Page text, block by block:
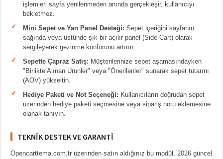
işlemleri sayfa yenilenmeden anında gerçekleşir, kullanıcıyı
bekletmez.
Mini Sepet ve Yan Panel Desteği: Sepet içeriğini sayfanın
sağında veya üstünde şık bir açılır panel (Side Cart) olarak
sergileyerek gezinme konforunu artırın.
Sepette Çapraz Satış: Müşterilerinize sepet aşamasındayken
"Birlikte Alınan Ürünler" veya "Önerilenler" sunarak sepet tutarını
(AOV) yükseltin.
Hediye Paketi ve Not Seçeneği: Kullanıcıların doğrudan sepet
üzerinden hediye paketi seçmesine veya sipariş notu eklemesine
olanak tanıyın.
TEKNIK DESTEK VE GARANTI
Opencarttema.com.tr üzerinden satın aldığınız bu modül, 2026 güncel